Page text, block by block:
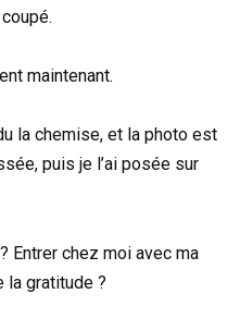
maintenant.
la chemise, et la photo est
puis je l’ai posée sur
Entrer chez moi avec ma
la gratitude ?